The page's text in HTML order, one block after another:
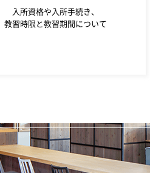
入所資格や入所手続き、
教習時限と教習期間について